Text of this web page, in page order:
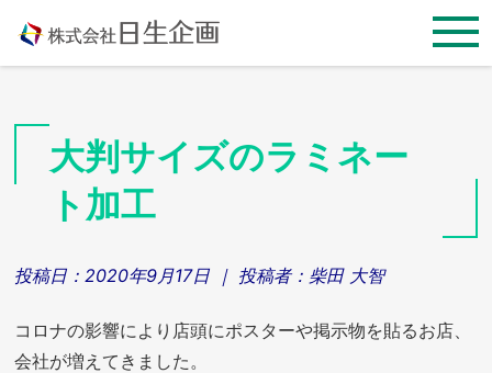
content
大判サイズのラミネー
ト加工
投稿日： 2020年9月17日 ｜ 投稿者： 柴田 大智
コロナの影響により店頭にポスターや掲示物を貼るお店、
会社が増えてきました。